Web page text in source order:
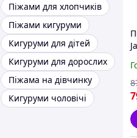
Піжами для хлопчиків
Піжами кигуруми
Кигуруми для дітей
Кигуруми для дорослих
Піжама на дівчинку
Кигуруми чоловічі